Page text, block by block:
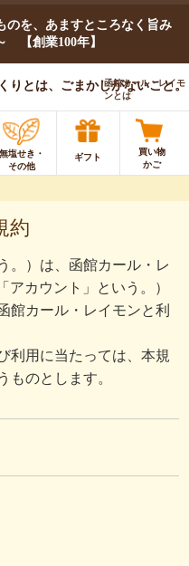
のを、あますところなく旨み
【創業100年】
りとは、ごまかしがないこと。
函館カール・レイモ
ンとは
無塩せき・
その他
ギフト
買い物
かご
約
。）は、函館カール・レ
アカウント」という。）
館カール・レイモンと利
利用に当たっては、本規
ものとします。